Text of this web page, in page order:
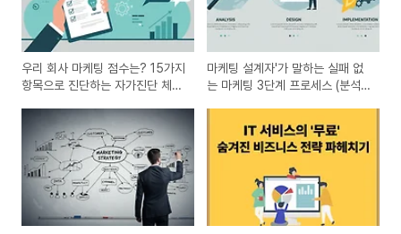
우리 회사 마케팅 점수는? 15가지
항목으로 진단하는 자가진단 체크
마케팅 설계자'가 말하는 실패 없
는 마케팅 3단계 프로세스 (분석,